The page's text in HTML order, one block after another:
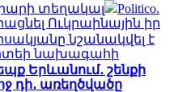
տեղակալ
Politico.
Ուկրաինային իր
նշանակվել է
նախագահի
Երևանում․ շենքի
դի․ առեղծվածը